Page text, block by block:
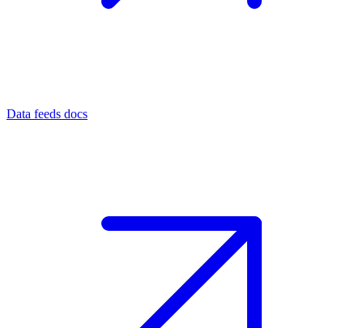
Data feeds docs